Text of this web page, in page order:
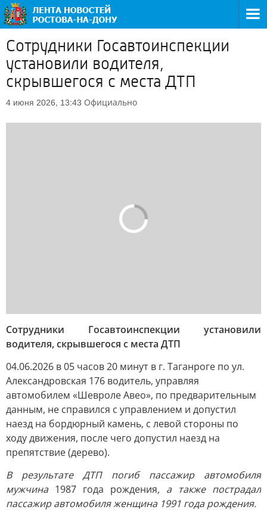
Сотрудники Госавтоинспекции
установили водителя,
скрывшегося с места ДТП
4 июня 2026, 13:43 Официально
Сотрудники Госавтоинспекции установили
водителя, скрывшегося с места ДТП
04.06.2026 в 05 часов 20 минут в г. Таганроге по ул.
Александровская 176 водитель, управляя
автомобилем «Шевроле Авео», по предварительным
данным, не справился с управлением и допустил
наезд на бордюрный камень, с левой стороны по
ходу движения, после чего допустил наезд на
препятствие (дерево).
В результате ДТП погиб пассажир автомобиля
мужчина1987 года рождения, а также пострадал
пассажир автомобиля женщина 1991 года рождения.